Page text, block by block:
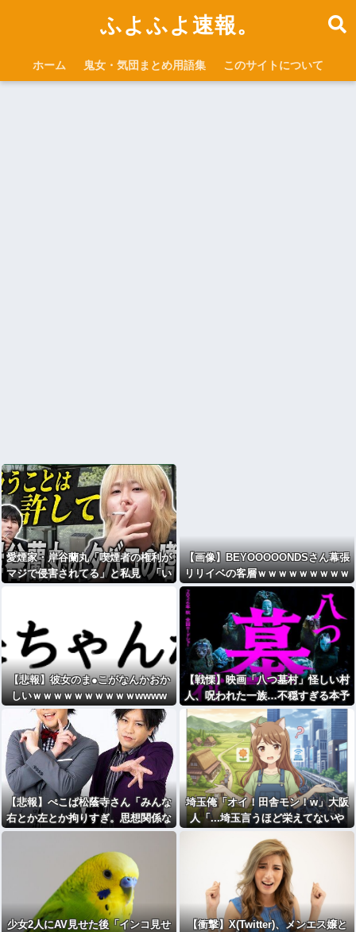
ふよふよ速報。
ホーム 鬼女・気団まとめ用語集 このサイトについて
愛煙家・岸谷蘭丸「喫煙者の権利が
マジで侵害されてる」と私見 「い
【画像】BEYOOOOONDSさん幕張
リリイベの客層ｗｗｗｗｗｗｗｗｗ
ｗｗｗｗｗｗｗｗｗｗｗｗｗｗｗｗ
ｗｗｗｗｗｗｗｗｗｗｗｗｗｗｗｗ
【悲報】彼女のま●こがなんかおか
しいｗｗｗｗｗｗｗｗｗｗwwww
【戦慄】映画「八つ墓村」怪しい村
人、呪われた一族…不穏すぎる本予
告公開・・・・・・・・・
【悲報】ぺこぱ松蔭寺さん「みんな
右とか左とか拘りすぎ。思想関係な
く応援しようよ」ｗｗｗｗｗｗｗｗ
埼玉俺「オイ！田舎モン！w」大阪
人「...埼玉言うほど栄えてないや
少女2人にAV見せた後「インコ見せ
【衝撃】X(Twitter)、メンエス嬢と